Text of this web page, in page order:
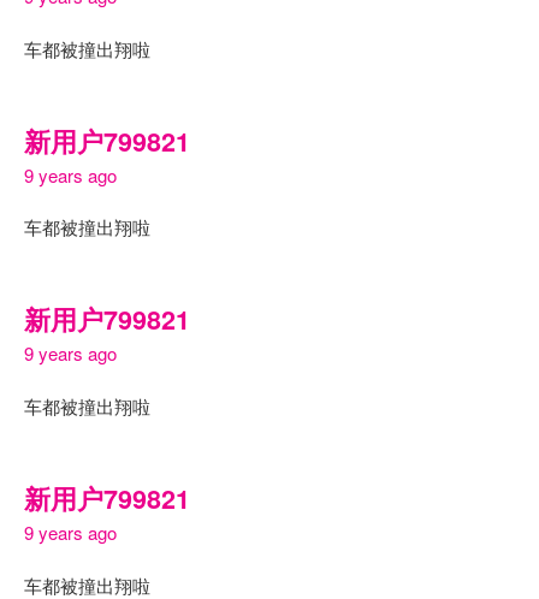
车都被撞出翔啦
新用户799821
9 years ago
车都被撞出翔啦
新用户799821
9 years ago
车都被撞出翔啦
新用户799821
9 years ago
车都被撞出翔啦